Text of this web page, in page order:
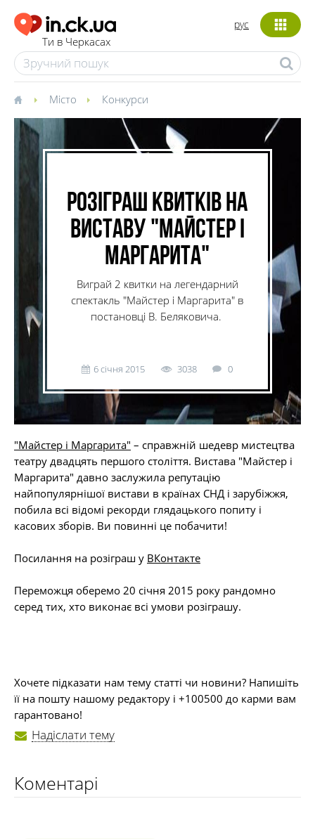
Ти в Черкасах
рус
Місто Конкурси
Розіграш квитків на
виставу "Майстер і
Маргарита"
Виграй 2 квитки на легендарний
спектакль "Майстер і Маргарита" в
постановці В. Беляковича.
6 січня 2015 3038 0
"Майстер і Маргарита" – справжній шедевр мистецтва
театру двадцять першого століття. Вистава "Майстер і
Маргарита" давно заслужила репутацію
найпопулярнішої вистави в країнах СНД і зарубіжжя,
побила всі відомі рекорди глядацького попиту і
касових зборів. Ви повинні це побачити!
Посилання на розіграш у ВКонтакте
Переможця оберемо 20 січня 2015 року рандомно
серед тих, хто виконає всі умови розіграшу.
Хочете підказати нам тему статті чи новини? Напишіть
її на пошту нашому редактору і +100500 до карми вам
гарантовано!
Надіслати тему
Коментарі